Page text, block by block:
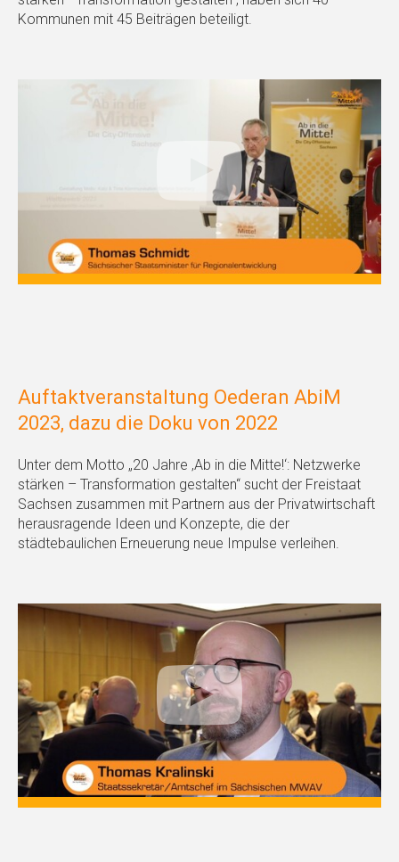
Kommunen mit 45 Beiträgen beteiligt.
Auftaktveranstaltung Oederan AbiM
2023, dazu die Doku von 2022
Unter dem Motto „20 Jahre ‚Ab in die Mitte!‘: Netzwerke
stärken – Transformation gestalten“ sucht der Freistaat
Sachsen zusammen mit Partnern aus der Privatwirtschaft
herausragende Ideen und Konzepte, die der
städtebaulichen Erneuerung neue Impulse verleihen.